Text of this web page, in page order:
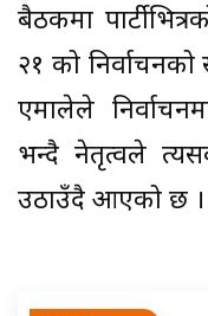
बैठकमा
२१ को
एमालेले
भन्दै नेतृत्वले
उठाउँदै आएको छ ।